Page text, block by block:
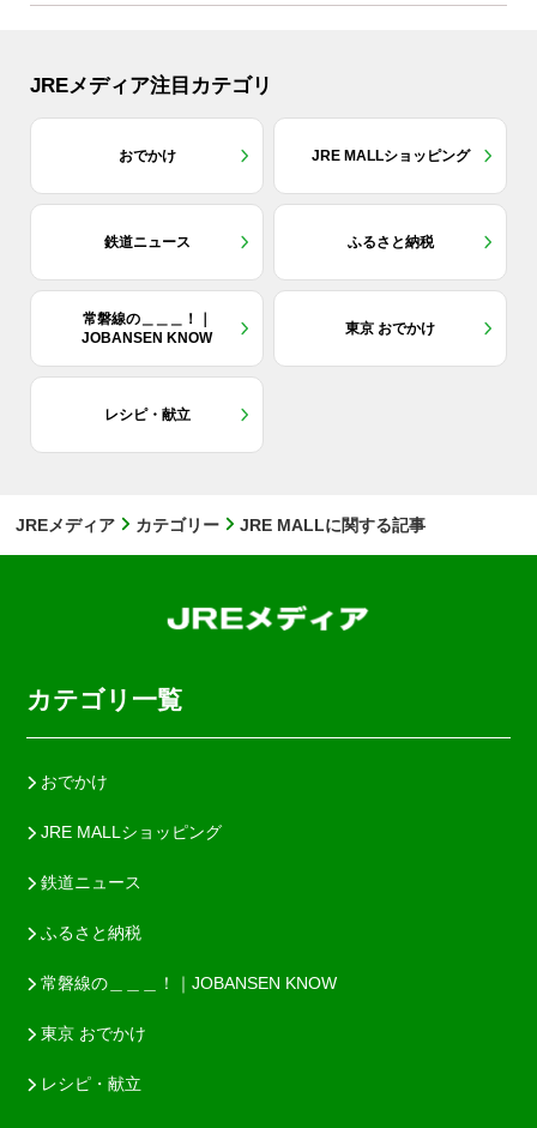
JREメディア注目カテゴリ
おでかけ JRE MALLショッピング
鉄道ニュース ふるさと納税
常磐線の＿＿＿！｜
JOBANSEN KNOW
東京 おでかけ
レシピ・献立
JREメディア カテゴリー JRE MALLに関する記事
カテゴリ一覧
おでかけ
JRE MALLショッピング
鉄道ニュース
ふるさと納税
常磐線の＿＿＿！｜JOBANSEN KNOW
東京 おでかけ
レシピ・献立